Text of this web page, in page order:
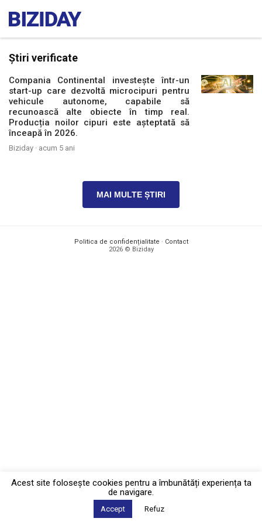
Știri verificate
Compania Continental investește într-un
start-up care dezvoltă microcipuri pentru
vehicule autonome, capabile să
recunoască alte obiecte în timp real.
Producția noilor cipuri este așteptată să
înceapă în 2026.
Biziday · acum 5 ani
MAI MULTE ȘTIRI
Politica de confidențialitate · Contact
2026 © Biziday
Acest site foloseşte cookies pentru a îmbunătăți experiența ta
de navigare.
Accept Refuz